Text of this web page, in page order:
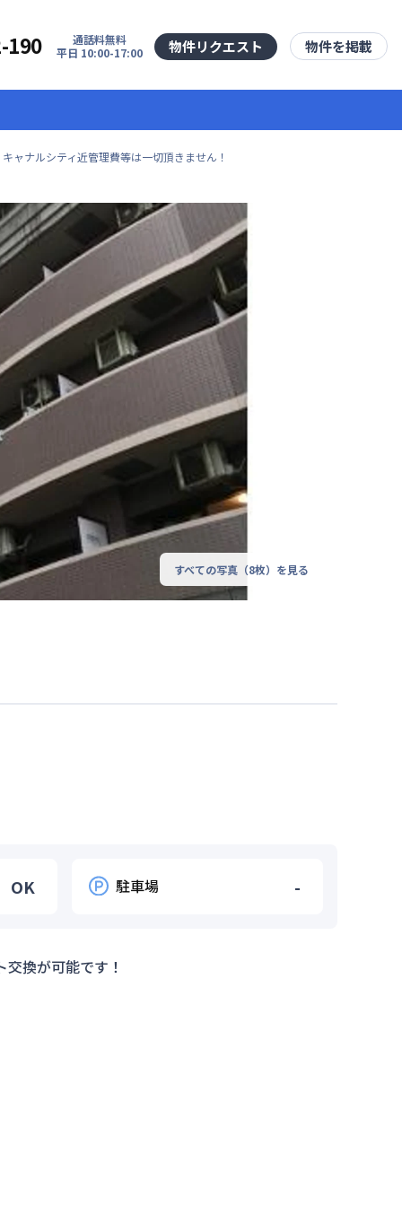
190
通話料無料
平日 10:00-17:00
物件リクエスト 物件を掲載
ャナルシティ近管理費等は一切頂きません！
すべての写真（8枚）を見る
OK 駐車場 -
換が可能です！